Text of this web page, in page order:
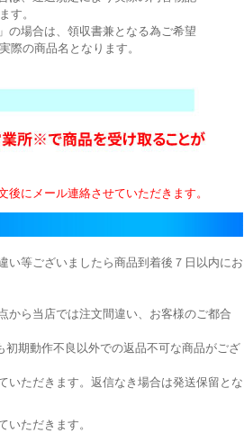
す。
の場合は、領収書兼となる為ご希望
際の商品名となります。
にメール連絡させていただきます。
等ございましたら商品到着後７日以内にお
ら当店では注文間違い、お客様のご都合
期動作不良以外での返品不可な商品がござ
いただきます。返信なき場合は発送保留とな
ただきます。